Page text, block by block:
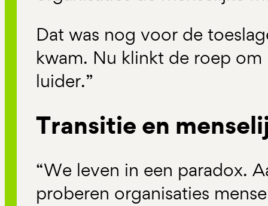
Dat was nog voor de
kwam. Nu klinkt de roep
luider.”
Transitie en
“We leven in een paradox.
proberen organisaties